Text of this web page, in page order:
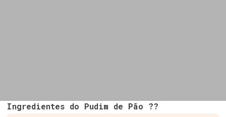
Ingredientes do Pudim de Pão ??